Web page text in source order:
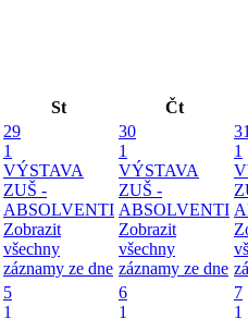
St
Čt
29
1
VÝSTAVA
ZUŠ -
ABSOLVENTI
Zobrazit
všechny
záznamy ze dne
30
1
VÝSTAVA
ZUŠ -
ABSOLVENTI
Zobrazit
všechny
záznamy ze dne
1
5
1
6
1
7
1